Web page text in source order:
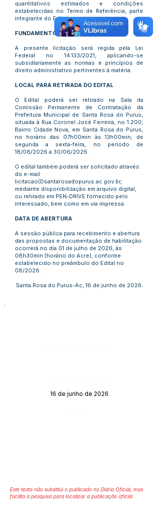
quantitativos estimados e condições
estabelecidas no Termo de Referência, parte
integrante do Edital.
FUNDAMENTO LEGAL
A presente licitação será regida pela Lei
Federal no 14.133/2021, aplicando-se
subsidiariamente as normas e princípios de
direito administrativo pertinentes à matéria.
LOCAL PARA RETIRADA DO EDITAL
O Edital poderá ser retirado na Sala da
Comissão Permanente de Contratação da
Prefeitura Municipal de Santa Rosa do Purus,
situada à Rua Coronel José Ferreira, no 1.200,
Bairro Cidade Nova, em Santa Rosa do Purus,
no horário das 07h00min às 13h00min, de
segunda a sexta-feira, no período de
18/06/2026 a 30/06/2026.
O edital também poderá ser solicitado através
do e-mail:
licitacao(Dsantarosadopurus.ac.gov.br,
mediante disponibilização em arquivo digital,
ou retirado em PEN-DRIVE fornecido pelo
interessado, bem como em via impressa.
DATA DE ABERTURA
A sessão pública para recebimento e abertura
das propostas e documentação de habilitação
ocorrerá no dia 01 de julho de 2026, às
08h30min (horário do Acre), conforme
estabelecido no preâmbulo do Edital no
08/2026.
Santa Rosa do Purus-Ac, 16 de junho de 2026.
16 de junho de 2026
Este texto não substitui o publicado no Diário Oficial, mas
facilita a pesquisa para localizar a publicação oficial.